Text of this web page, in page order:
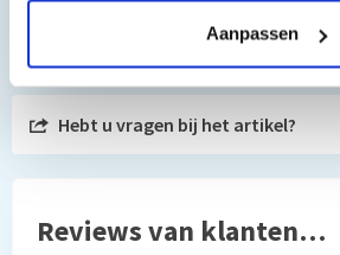
Aanpassen
Toch nog een vraag?
Hebt u vragen bij het artikel?
Reviews van klanten…